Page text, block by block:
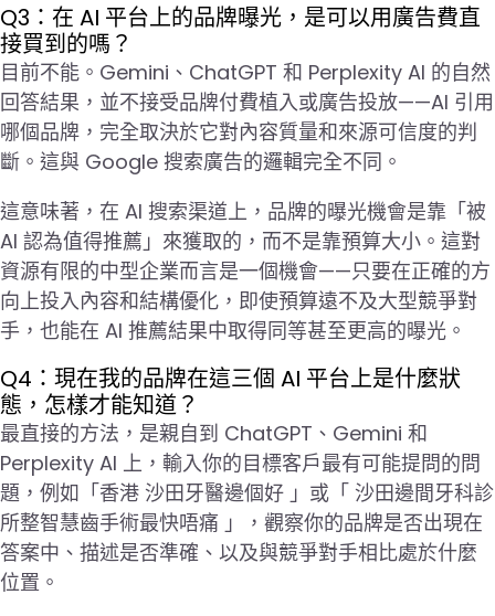
Q3：在 AI 平台上的品牌曝光，是可以用廣告費直
接買到的嗎？
目前不能。Gemini、ChatGPT 和 Perplexity AI 的自然
回答結果，並不接受品牌付費植入或廣告投放——AI 引用
哪個品牌，完全取決於它對內容質量和來源可信度的判
斷。這與 Google 搜索廣告的邏輯完全不同。
這意味著，在 AI 搜索渠道上，品牌的曝光機會是靠「被
AI 認為值得推薦」來獲取的，而不是靠預算大小。這對
資源有限的中型企業而言是一個機會——只要在正確的方
向上投入內容和結構優化，即使預算遠不及大型競爭對
手，也能在 AI 推薦結果中取得同等甚至更高的曝光。
Q4：現在我的品牌在這三個 AI 平台上是什麼狀
態，怎樣才能知道？
最直接的方法，是親自到 ChatGPT、Gemini 和
Perplexity AI 上，輸入你的目標客戶最有可能提問的問
題，例如「香港 沙田牙醫邊個好 」或「 沙田邊間牙科診
所整智慧齒手術最快唔痛 」，觀察你的品牌是否出現在
答案中、描述是否準確、以及與競爭對手相比處於什麼
位置。